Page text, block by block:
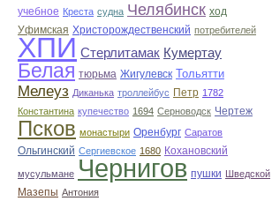
учебное Креста судна Челябинск ход
Уфимская Христорождественский потребителей
ХПИ Стерлитамак Кумертау
Белая тюрьма Жигулевск Тольятти
Мелеуз Диканька троллейбус Петр 1782
Константина купечество 1694 Серноводск Чертеж
Псков монастыри Оренбург Саратов
Ольгинский Сергиевское 1680 Кохановский
мусульмане Чернигов пушки Шведской
Мазепы Антония